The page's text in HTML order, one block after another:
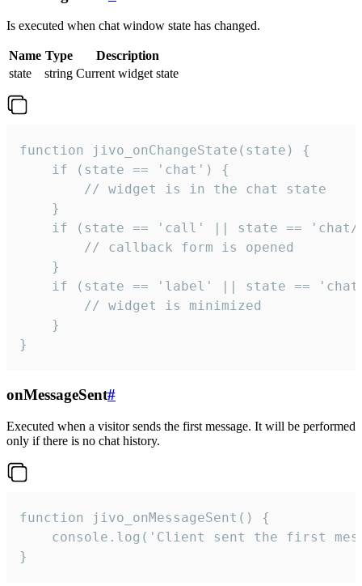
Is executed when chat window state has changed.
Name Type
Description
state
string Current widget state
function jivo_onChangeState(state) {
    if (state == 'chat') {
        // widget is in the chat state
    }
if (state == 'call' || state ==
        // callback form is opened
    }
if (state == 'label' || state ==
        // widget is minimized
    }
}
onMessageSent#
Executed when a visitor sends the first message. It will be performed
only if there is no chat history.
function jivo_onMessageSent() {
console.log('Client sent the first
}